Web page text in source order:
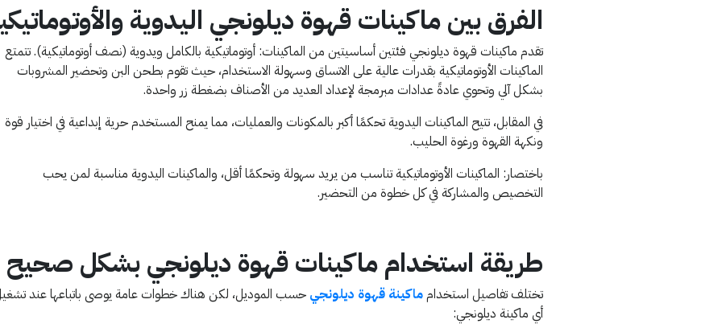
الفرق بين ماكينات قهوة ديلونجي اليدوية
تقدم ماكينات قهوة ديلونجي فئتين أساسيتين من الماكينات: أوتوماتيكية بالكامل ويدوية (نصف أوتوماتيكية). تتمتع
الماكينات الأوتوماتيكية بقدرات عالية على الاتساق وسهولة الاستخدام، حيث تقوم بطحن البن وتحضير المشروبات
بشكل آلي وتحوي عادةً عدادات مبرمجة لإعداد العديد من الأصناف بضغطة زر واحدة.
في المقابل، تتيح الماكينات اليدوية تحكمًا أكبر بالمكونات والعمليات، مما يمنح المستخدم حرية إبداعية في اختيار قوة
ونكهة القهوة ورغوة الحليب.
باختصار: الماكينات الأوتوماتيكية تناسب من يريد سهولة وتحكمًا أقل، والماكينات اليدوية مناسبة لمن يحب
التخصيص والمشاركة في كل خطوة من التحضير.
طريقة استخدام ماكينات قهوة ديلونجي بشكل صحيح
تختلف تفاصيل استخدامماكينة قهوة ديلونجي حسب الموديل، لكن هناك خطوات عامة يوصى باتباعها عند
أي ماكينة ديلونجي: